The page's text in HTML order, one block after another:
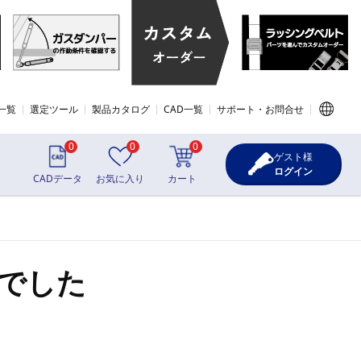
覧 選定ツール 製品カタログ CAD一覧 サポート・お問合せ
0
CADデータ
0
お気に入り
0
カート
ゲスト様
ログイン
した